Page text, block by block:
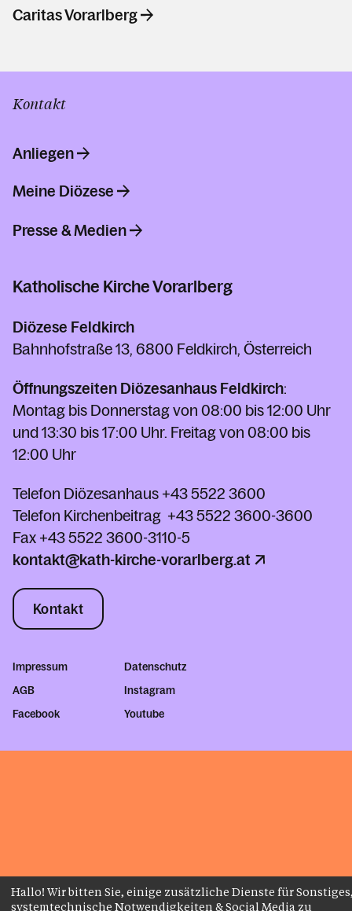
Caritas Vorarlberg
Kontakt
Anliegen
Meine Diözese
Presse & Medien
Katholische Kirche Vorarlberg
Diözese Feldkirch
Bahnhofstraße 13, 6800 Feldkirch, Österreich
Öffnungszeiten Diözesanhaus Feldkirch:
Montag bis Donnerstag von 08:00 bis 12:00 Uhr
und 13:30 bis 17:00 Uhr. Freitag von 08:00 bis
12:00 Uhr
Telefon Diözesanhaus +43 5522 3600
Telefon Kirchenbeitrag +43 5522 3600-3600
Fax +43 5522 3600-3110-5
kontakt@kath-kirche-vorarlberg.at
Kontakt
Impressum
Datenschutz
AGB
Instagram
Facebook
Youtube
Hallo! Wir bitten Sie, einige zusätzliche Dienste für
systemtechnische Notwendigkeiten & Social Media zu